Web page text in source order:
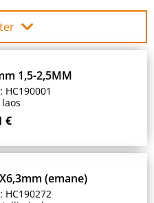
1,5-2,5MM
HC190001
€
(emane)
HC190272